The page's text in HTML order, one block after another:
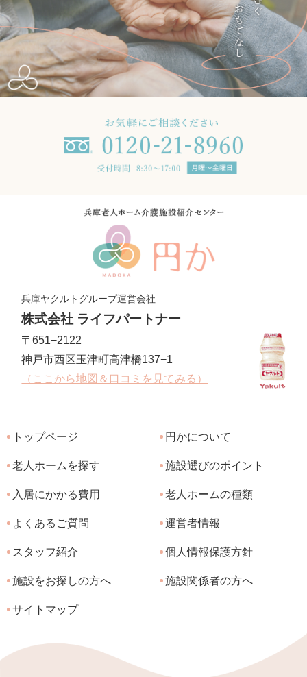
兵庫ヤクルトグループ運営会社
株式会社 ライフパートナー
〒651−2122
神戸市西区玉津町高津橋137−1
（ここから地図＆口コミを見てみる）
トップページ 円かについて
老人ホームを探す 施設選びのポイント
入居にかかる費用 老人ホームの種類
よくあるご質問 運営者情報
スタッフ紹介 個人情報保護方針
施設をお探しの方へ 施設関係者の方へ
サイトマップ